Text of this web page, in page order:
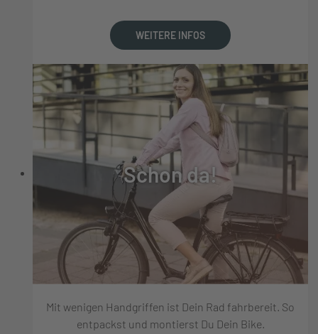
WEITERE INFOS
Schon da!
Mit wenigen Handgriffen ist Dein Rad fahrbereit. So
entpackst und montierst Du Dein Bike.